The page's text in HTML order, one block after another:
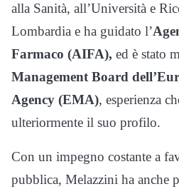
alla Sanità, all’Università e
Lombardia e ha guidato l’
Farmaco (AIFA), ed è stato
Management Board
Agency (EMA), esperienza
ulteriormente il suo profilo.
Con un impegno costante a
pubblica, Melazzini ha anche